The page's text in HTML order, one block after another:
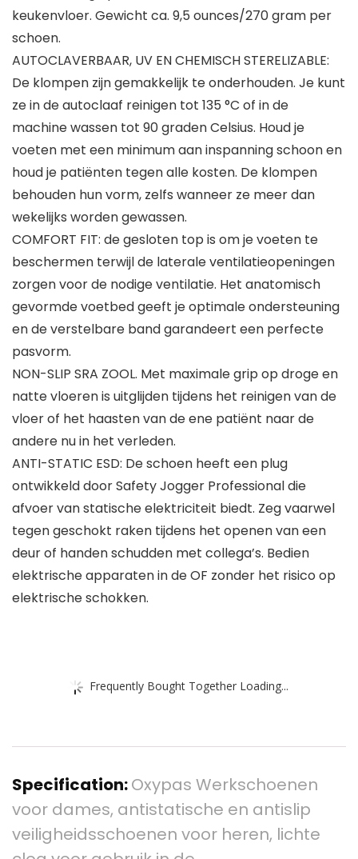
keukenvloer. Gewicht ca. 9,5 ounces/270 gram per
schoen.
AUTOCLAVERBAAR, UV EN CHEMISCH STERELIZABLE:
De klompen zijn gemakkelijk te onderhouden. Je kunt
ze in de autoclaaf reinigen tot 135 °C of in de
machine wassen tot 90 graden Celsius. Houd je
voeten met een minimum aan inspanning schoon en
houd je patiënten tegen alle kosten. De klompen
behouden hun vorm, zelfs wanneer ze meer dan
wekelijks worden gewassen.
COMFORT FIT: de gesloten top is om je voeten te
beschermen terwijl de laterale ventilatieopeningen
zorgen voor de nodige ventilatie. Het anatomisch
gevormde voetbed geeft je optimale ondersteuning
en de verstelbare band garandeert een perfecte
pasvorm.
NON-SLIP SRA ZOOL. Met maximale grip op droge en
natte vloeren is uitglijden tijdens het reinigen van de
vloer of het haasten van de ene patiënt naar de
andere nu in het verleden.
ANTI-STATIC ESD: De schoen heeft een plug
ontwikkeld door Safety Jogger Professional die
afvoer van statische elektriciteit biedt. Zeg vaarwel
tegen geschokt raken tijdens het openen van een
deur of handen schudden met collega’s. Bedien
elektrische apparaten in de OF zonder het risico op
elektrische schokken.
Frequently Bought Together Loading...
Specification:Oxypas Werkschoenen
voor dames, antistatische en antislip
veiligheidsschoenen voor heren, lichte